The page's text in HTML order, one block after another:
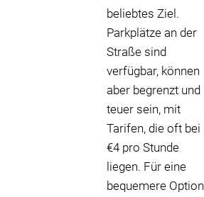
beliebtes Ziel.
Parkplätze an der
Straße sind
verfügbar, können
aber begrenzt und
teuer sein, mit
Tarifen, die oft bei
€4 pro Stunde
liegen. Für eine
bequemere Option